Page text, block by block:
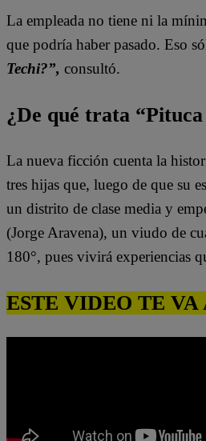
La empleada no tiene ni la
que podría haber pasado. Eso
Techi?”, consultó.
¿De qué trata
La nueva ficción cuenta la
tres hijas que, luego de que su
un distrito de clase media y
(Jorge Aravena), un viudo de
180°, pues vivirá experiencias
ESTE VIDEO TE VA